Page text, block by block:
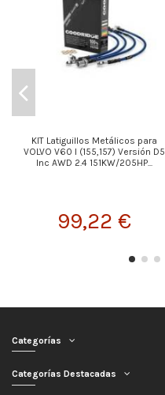
KIT Latiguillos Metálicos para
VOLVO V60 I (155,157) Versión D5
Inc AWD 2.4 151KW/205HP...
99,22 €
Categorías
Categorías Destacadas